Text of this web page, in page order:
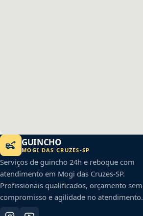
GUINCHO
MOGI DAS CRUZES-SP
Serviços de guincho 24h e reboque com
atendimento em Mogi das Cruzes-SP.
Profissionais qualificados, orçamento sem
compromisso e agilidade no atendimento.